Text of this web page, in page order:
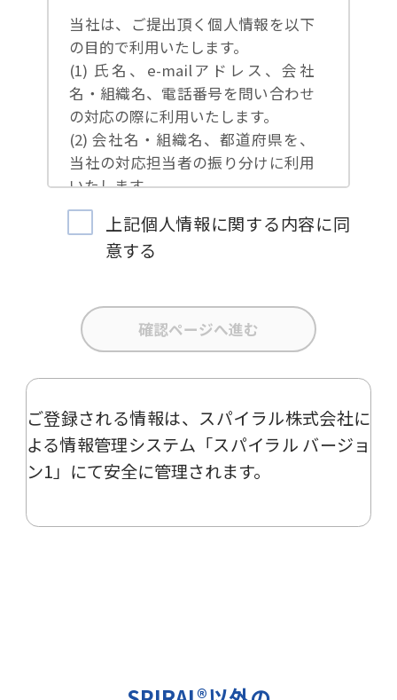
当社は、ご提出頂く個人情報を以下
の目的で利用いたします。
(1) 氏名、e-mailアドレス、会社
名・組織名、電話番号を問い合わせ
の対応の際に利用いたします。
(2) 会社名・組織名、都道府県を、
当社の対応担当者の振り分けに利用
いたします。
(3) お問合せ内容について集計分析
を行い、当社製品・サービスの企画
開発や、販促営業活動の参考にいた
(4) 氏名、e-mailアドレス、会社
名・組織名、電話番号を、当社の製
品・サービスのご案内や当社が独自
ー、イベント、展示会の開催や出展
情報の提供の際に利用いたします。
その他の目的では使用致しません。
2 個人情報の管理について
上記個人情報に関する内容に同
意する
ご登録される情報は、 スパイラル株式会社に
よる情報管理システム「スパイラル バージョ
ン1」 にて安全に管理されます。